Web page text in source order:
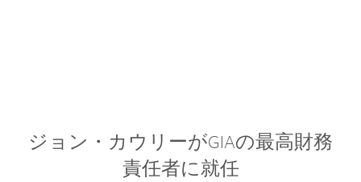
ジョン・カウリーがGIAの最高財務
責任者に就任